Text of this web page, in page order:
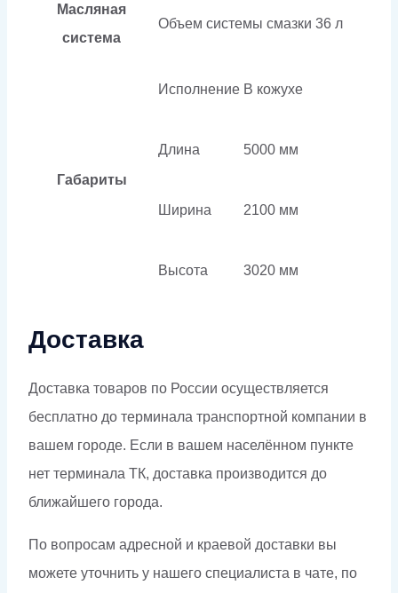
Масляная
система
Объем системы смазки 36 л
Габариты
Исполнение В кожухе
Длина 5000 мм
Ширина 2100 мм
Высота 3020 мм
Доставка
Доставка товаров по России осуществляется
бесплатно до терминала транспортной компании в
вашем городе. Если в вашем населённом пункте
нет терминала ТК, доставка производится до
ближайшего города.
По вопросам адресной и краевой доставки вы
можете уточнить у нашего специалиста в чате, по